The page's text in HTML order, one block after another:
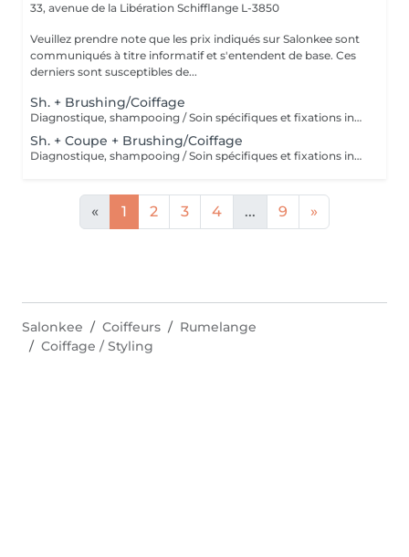
33, avenue de la Libération Schifflange L-3850
Veuillez prendre note que les prix indiqués sur Salonkee sont
communiqués à titre informatif et s'entendent de base. Ces
derniers sont susceptibles de...
Sh. + Brushing/Coiffage
Diagnostique, shampooing / Soin spécifiques et fixations inclus
Sh. + Coupe + Brushing/Coiffage
Diagnostique, shampooing / Soin spécifiques et fixations inclus
« 1 2 3 4 ... 9 »
Salonkee Coiffeurs
Rumelange
Coiffage / Styling